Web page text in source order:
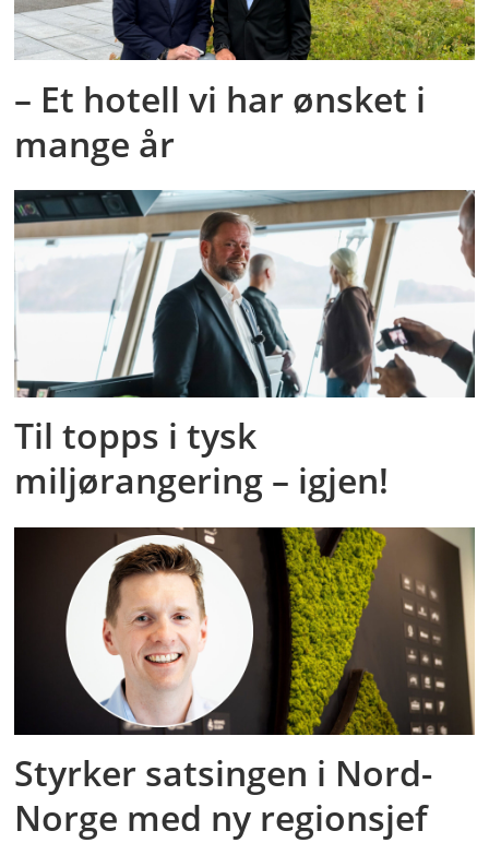
– Et hotell vi har ønsket i
mange år
Til topps i tysk
miljørangering – igjen!
Styrker satsingen i Nord-
Norge med ny regionsjef